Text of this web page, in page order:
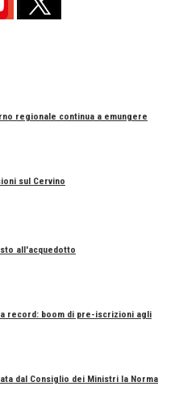
regionale continua a emungere
sul Cervino
all'acquedotto
record: boom di pre-iscrizioni agli
dal Consiglio dei Ministri la Norma